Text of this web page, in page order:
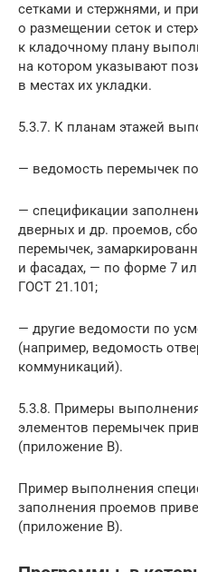
сетками и стержнями, и
о размещении сеток и
к кладочному плану
на котором указывают
в местах их укладки.
5.3.7. К планам этажей
— ведомость перемычек
— спецификации
дверных и др. проемов,
перемычек,
и фасадах, — по форме 7
ГОСТ 21.101;
— другие ведомости по
(например, ведомость
коммуникаций).
5.3.8. Примеры
элементов перемычек
(приложение В).
Пример выполнения
заполнения проемов
(приложение В).